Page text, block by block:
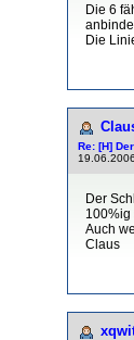
Die 6
Die
Re: [H]
Der
100%ig
Auch
Claus